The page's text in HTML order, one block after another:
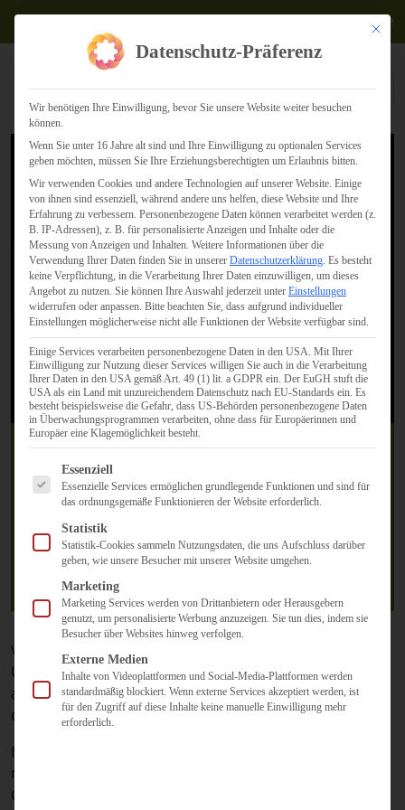
Termine
Google Now – Ein Leben in
der digitalen Echtzeit
30. Januar 2013
Vor einigen Tagen meldete mein Handy, dass ein neues
Update für Android verfügbar ist. Ich – immer interessiert
an allem neuen – konnte es dann auch kaum erwarten
dieses herunterzuladen und zu installieren.
Eine der größten Neuerungen für mich war dabei, dass
mein Handy mir kurz nach der Installation meldete, dass
Google Now jetzt zur Verfügung steht. Schon ein erster auf
Mit
Datenschutz-Präferenz
Wir benötigen Ihre Einwilligung, bevor Sie unsere Website weiter besuchen
können.
Wenn Sie unter 16 Jahre alt sind und Ihre Einwilligung zu optionalen Services
geben möchten, müssen Sie Ihre Erziehungsberechtigten um Erlaubnis bitten.
Wir verwenden Cookies und andere Technologien auf unserer Website. Einige
von ihnen sind essenziell, während andere uns helfen, diese Website und Ihre
Erfahrung zu verbessern. Personenbezogene Daten können verarbeitet werden (z.
B. IP-Adressen), z. B. für personalisierte Anzeigen und Inhalte oder die
Messung von Anzeigen und Inhalten. Weitere Informationen über die
Verwendung Ihrer Daten finden Sie in unserer Datenschutzerklärung. Es besteht
keine Verpflichtung, in die Verarbeitung Ihrer Daten einzuwilligen, um dieses
Angebot zu nutzen. Sie können Ihre Auswahl jederzeit unter Einstellungen
widerrufen oder anpassen. Bitte beachten Sie, dass aufgrund individueller
Einstellungen möglicherweise nicht alle Funktionen der Website verfügbar sind.
Einige Services verarbeiten personenbezogene Daten in den USA. Mit Ihrer
Einwilligung zur Nutzung dieser Services willigen Sie auch in die Verarbeitung
Ihrer Daten in den USA gemäß Art. 49 (1) lit. a GDPR ein. Der EuGH stuft die
USA als ein Land mit unzureichendem Datenschutz nach EU-Standards ein. Es
besteht beispielsweise die Gefahr, dass US-Behörden personenbezogene Daten
in Überwachungsprogrammen verarbeiten, ohne dass für Europäerinnen und
Europäer eine Klagemöglichkeit besteht.
Es folgt eine Liste der Service-Gruppen, für die eine
Essenziell
Essenzielle Services ermöglichen grundlegende Funktionen und sind für
das ordnungsgemäße Funktionieren der Website erforderlich.
Statistik
Statistik-Cookies sammeln Nutzungsdaten, die uns Aufschluss darüber
geben, wie unsere Besucher mit unserer Website umgehen.
Marketing
Marketing Services werden von Drittanbietern oder Herausgebern
genutzt, um personalisierte Werbung anzuzeigen. Sie tun dies, indem sie
Besucher über Websites hinweg verfolgen.
Externe Medien
Inhalte von Videoplattformen und Social-Media-Plattformen werden
standardmäßig blockiert. Wenn externe Services akzeptiert werden, ist
für den Zugriff auf diese Inhalte keine manuelle Einwilligung mehr
erforderlich.